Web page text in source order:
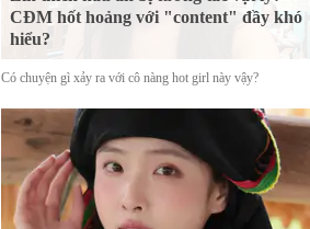
CĐM hốt hoảng với "content" đầy khó
hiểu?
Có chuyện gì xảy ra với cô nàng hot girl này vậy?